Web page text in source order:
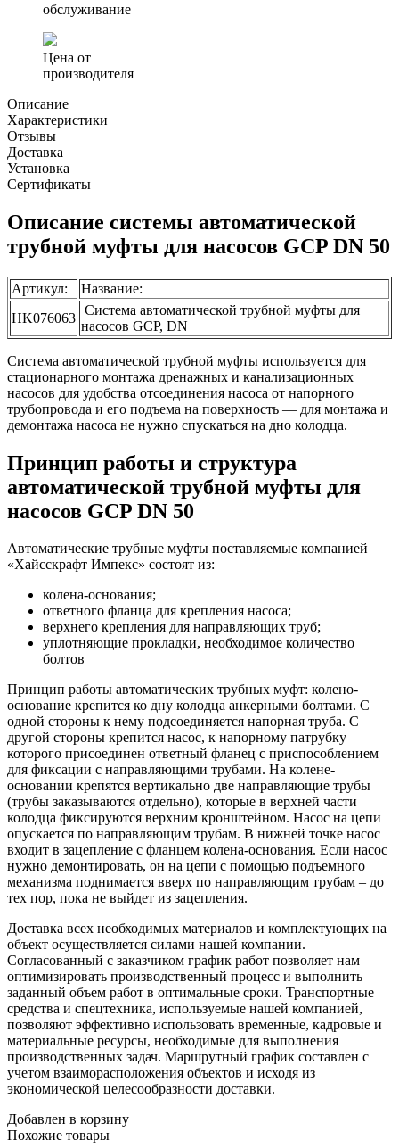
обслуживание
Цена от
производителя
Описание
Характеристики
Отзывы
Доставка
Установка
Сертификаты
Описание системы автоматической
трубной муфты для насосов GCP DN 50
Артикул:
Название:
HK076063
Система автоматической трубной муфты для
насосов GCP, DN
Система автоматической трубной муфты используется для
стационарного монтажа дренажных и канализационных
насосов для удобства отсоединения насоса от напорного
трубопровода и его подъема на поверхность — для монтажа и
демонтажа насоса не нужно спускаться на дно колодца.
Принцип работы и структура
автоматической трубной муфты для
насосов GCP DN 50
Автоматические трубные муфты поставляемые компанией
«Хайсскрафт Импекс» состоят из:
колена-основания;
ответного фланца для крепления насоса;
верхнего крепления для направляющих труб;
уплотняющие прокладки, необходимое количество
болтов
Принцип работы автоматических трубных муфт: колено-
основание крепится ко дну колодца анкерными болтами. С
одной стороны к нему подсоединяется напорная труба. С
другой стороны крепится насос, к напорному патрубку
которого присоединен ответный фланец с приспособлением
для фиксации с направляющими трубами. На колене-
основании крепятся вертикально две направляющие трубы
(трубы заказываются отдельно), которые в верхней части
колодца фиксируются верхним кронштейном. Насос на цепи
опускается по направляющим трубам. В нижней точке насос
входит в зацепление с фланцем колена-основания. Если насос
нужно демонтировать, он на цепи с помощью подъемного
механизма поднимается вверх по направляющим трубам – до
тех пор, пока не выйдет из зацепления.
Доставка всех необходимых материалов и комплектующих на
объект осуществляется силами нашей компании.
Согласованный с заказчиком график работ позволяет нам
оптимизировать производственный процесс и выполнить
заданный объем работ в оптимальные сроки. Транспортные
средства и спецтехника, используемые нашей компанией,
позволяют эффективно использовать временные, кадровые и
материальные ресурсы, необходимые для выполнения
производственных задач. Маршрутный график составлен с
учетом взаиморасположения объектов и исходя из
экономической целесообразности доставки.
Добавлен в корзину
Похожие товары